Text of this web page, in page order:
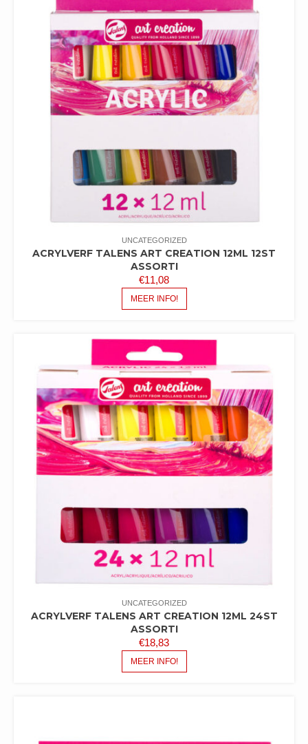
UNCATEGORIZED
ACRYLVERF TALENS ART CREATION 12ML 12ST
ASSORTI
€11,08
MEER INFO!
UNCATEGORIZED
ACRYLVERF TALENS ART CREATION 12ML 24ST
ASSORTI
€18,83
MEER INFO!